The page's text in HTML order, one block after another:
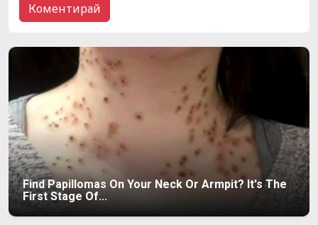
Find Papillomas On Your Neck Or Armpit? It's The
First Stage Of...